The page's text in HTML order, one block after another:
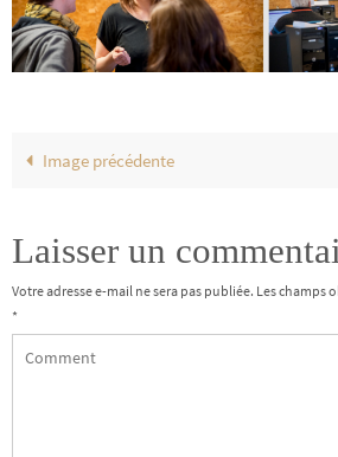
Image précédente
Laisser un
Votre adresse e-mail ne sera pas publiée. Les champs
*